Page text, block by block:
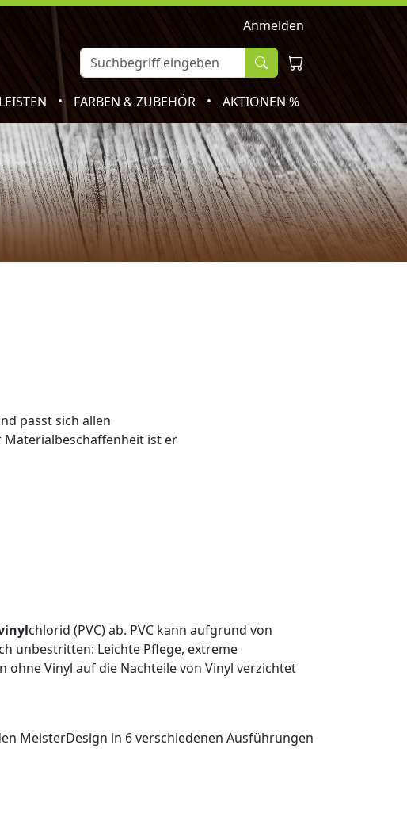
Anmelden
LEISTEN • FARBEN & ZUBEHÖR • AKTIONEN %
passt sich allen
Materialbeschaffenheit ist er
chlorid (PVC) ab. PVC kann aufgrund von
unbestritten: Leichte Pflege, extreme
Vinyl auf die Nachteile von Vinyl verzichtet
MeisterDesign in 6 verschiedenen Ausführungen